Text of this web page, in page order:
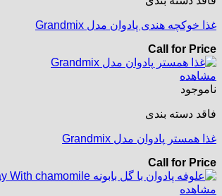
غذا خوکچه هندی پادوان مدل Grandmix
Call for Price
مشاهده
ناموجود
فاقد دسته بندی
غذا همستر پادوان مدل Grandmix
Call for Price
مشاهده